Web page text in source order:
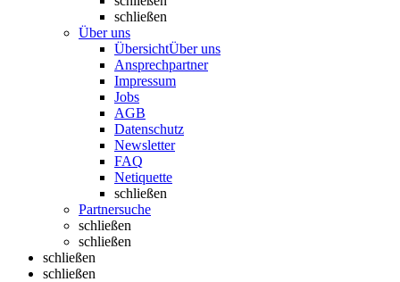
schließen
Über uns
ÜbersichtÜber uns
Ansprechpartner
Impressum
Jobs
AGB
Datenschutz
Newsletter
FAQ
Netiquette
schließen
Partnersuche
schließen
schließen
schließen
schließen